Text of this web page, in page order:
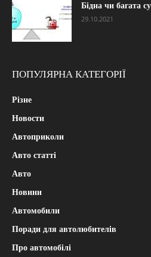
Бідна чи багата
29.10.2021
ПОПУЛЯРНА КАТЕГОРІЇ
Різне
Новости
Автоприколи
Авто статті
Авто
Новини
Автомобили
Поради для автолюбителів
Про автомобілі